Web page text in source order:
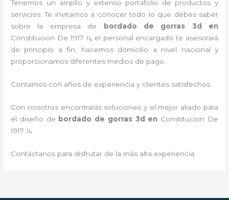
Tenemos un amplio y extenso portafolio de productos y
servicios. Te invitamos a conocer todo lo que debes saber
sobre la empresa de
bordado de gorras 3d
en
Constitucion De 1917 Ii, el personal encargado te asesorará
de principio a fin, hacemos domicilio a nivel nacional y
proporcionamos diferentes medios de pago.
Contamos con años de experiencia y clientes satisfechos.
Con nosotros encontrarás soluciones y el mejor aliado para
el diseño de bordado de gorras 3d en Constitucion De
1917 Ii.
Contáctanos para disfrutar de la más alta experiencia.